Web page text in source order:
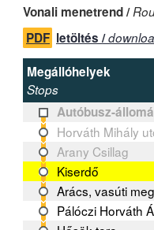
Vonali menetrend /
PDF letöltés /
Megállóhelyek
Stops
Autóbusz-
Horváth Mihály
Arany Csillag
Kiserdő
Arács, vasúti
Pálóczi Horváth